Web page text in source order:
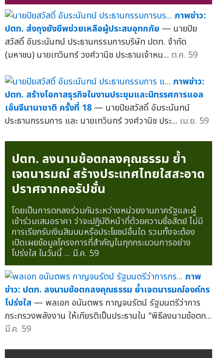
ภาพข่าว:
ปตท. ส่งถุงยังชีพช่วยเหลือผู้ประสบอุทกภัย — นายปิย
สวัสดิ์ อัมระนันทน์ ประธานกรรมการบริษัท ปตท. จำกัด
(มหาชน) นายเทวินทร์ วงศ์วานิช ประธานเจ้าหน... ต.ค. 59
ภาพข่าว:
ปตท. สร้างโอกาสธุรกิจในงานประชุมและนิทรรศการแอล
เอ็นจีนานาชาติ ครั้งที่ 18 — นายปิยสวัสดิ์ อัมระนันทน์
ประธานกรรมการ และ นายเทวินทร์ วงศ์วานิช ประ... เม.ย. 59
ปตท. ลงนามข้อตกลงคุณธรรม ย้ำ
เจตนารมณ์ สร้างประเทศไทยใสสะอาด
ปราศจากคอรัปชั่น
โดยเป็นการตกลงร่วมกันระหว่างหน่วยงานภาครัฐและผู้
เข้าร่วมเสนอราคา ว่าจะปฏิบัติหน้าที่ด้วยความซื่อสัตย์ ไม่มี
การเรียกรับเงินสินบนหรือประโยชน์อื่นใด รวมทั้งจะต้อง
เปิดเผยข้อมูลโครงการที่สำคัญในทุกกระบวนการอย่าง
โปร่งใส ในวันนี้ ... มี.ค. 59
ภาพ
ข่าว: ปตท. ลงนามข้อตกลงคุณธรรม ย้ำเจตนารมณ์องค์กร
โปร่งใส — พลเอก อนันตพร กาญจนรัตน์ รัฐมนตรีว่าการ
กระทรวงพลังงาน ให้เกียรติเป็นประธานใน "พิธีลงนามข้อตก...
มี.ค. 59